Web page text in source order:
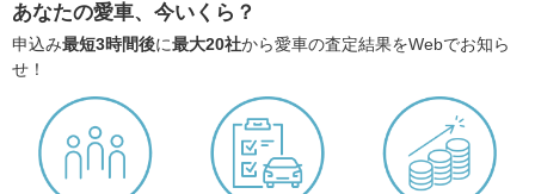
あなたの愛車、今いくら？
申込み最短3時間後に最大20社から愛車の査定結果をWebでお知ら
せ！